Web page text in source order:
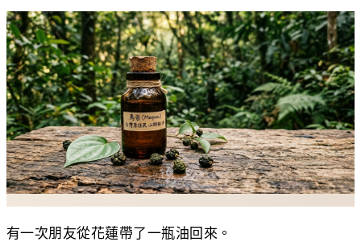
有一次朋友從花蓮帶了一瓶油回來。